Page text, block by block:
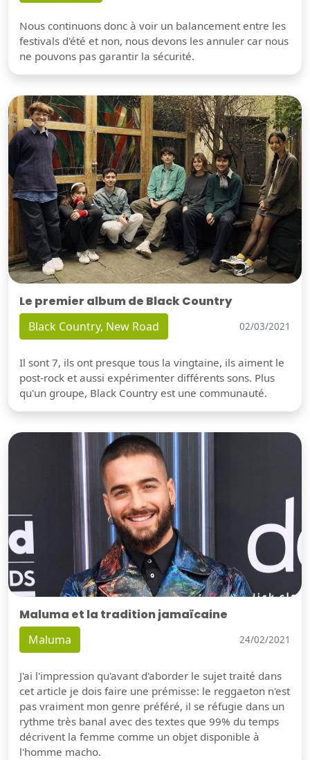
Nous continuons donc à voir un balancement entre les
festivals d'été et non, nous devons les annuler car nous
ne pouvons pas garantir la sécurité.
Le premier album de Black Country
Black Country, New Road 02/03/2021
Il sont 7, ils ont presque tous la vingtaine, ils aiment le
post-rock et aussi expérimenter différents sons. Plus
qu'un groupe, Black Country est une communauté.
Maluma et la tradition jamaïcaine
Maluma 24/02/2021
J'ai l'impression qu'avant d'aborder le sujet traité dans
cet article je dois faire une prémisse: le reggaeton n'est
pas vraiment mon genre préféré, il se réfugie dans un
rythme très banal avec des textes que 99% du temps
décrivent la femme comme un objet disponible à
l'homme macho.